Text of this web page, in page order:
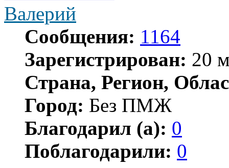
Валерий
Сообщения: 1164
Зарегистрирован: 20
Страна, Регион,
Город: Без ПМЖ
Благодарил (а): 0
Поблагодарили: 0